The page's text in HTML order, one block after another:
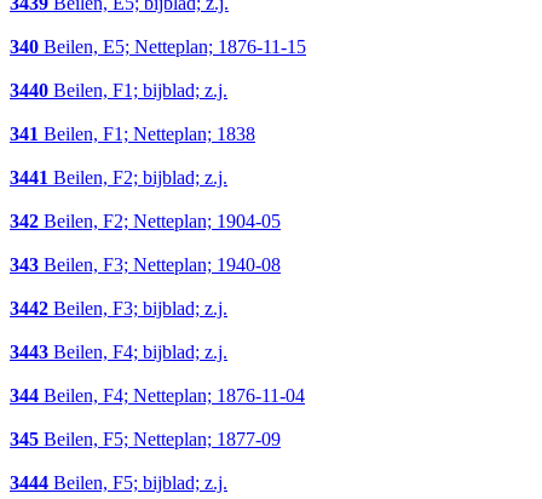
340 Beilen, E5; Netteplan; 1876-11-15
3440 Beilen, F1; bijblad; z.j.
341 Beilen, F1; Netteplan; 1838
3441 Beilen, F2; bijblad; z.j.
342 Beilen, F2; Netteplan; 1904-05
343 Beilen, F3; Netteplan; 1940-08
3442 Beilen, F3; bijblad; z.j.
3443 Beilen, F4; bijblad; z.j.
344 Beilen, F4; Netteplan; 1876-11-04
345 Beilen, F5; Netteplan; 1877-09
3444 Beilen, F5; bijblad; z.j.